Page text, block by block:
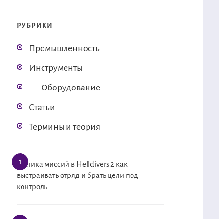
РУБРИКИ
Промышленность
Инструменты
Оборудование
Статьи
Термины и теория
Тактика миссий в Helldivers 2 как
выстраивать отряд и брать цели под
контроль